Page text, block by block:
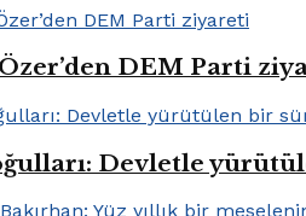
DEM Parti
Devletle